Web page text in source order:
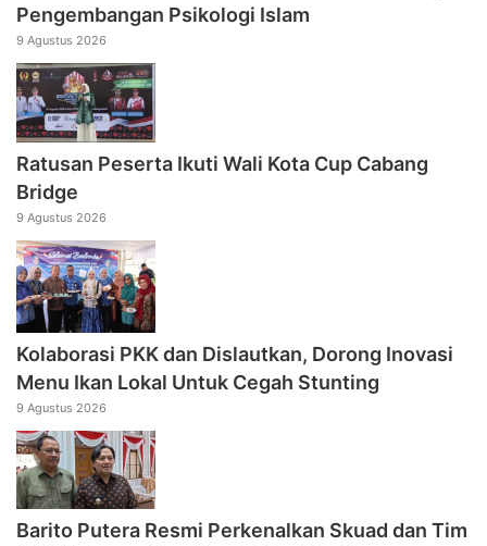
Pengembangan Psikologi Islam
9 Agustus 2026
Ratusan Peserta Ikuti Wali Kota Cup Cabang
Bridge
9 Agustus 2026
Kolaborasi PKK dan Dislautkan, Dorong Inovasi
Menu Ikan Lokal Untuk Cegah Stunting
9 Agustus 2026
Barito Putera Resmi Perkenalkan Skuad dan Tim